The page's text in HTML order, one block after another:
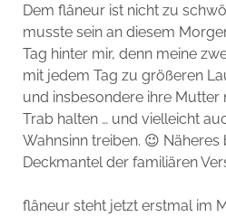
Dem flâneur ist nicht zu
musste sein an diesem
Tag hinter mir, denn meine
mit jedem Tag zu größeren
und insbesondere ihre
Trab halten … und vielleicht
Wahnsinn treiben. 😉
Deckmantel der familiären
flâneur steht jetzt erstmal im